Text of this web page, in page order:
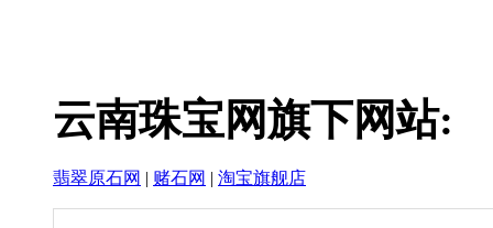
云南珠宝网旗下网站:
翡翠原石网 | 赌石网 | 淘宝旗舰店